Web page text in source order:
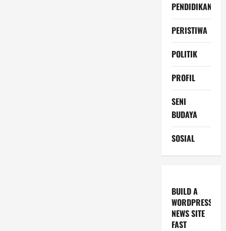
PENDIDIKAN
PERISTIWA
POLITIK
PROFIL
SENI
BUDAYA
SOSIAL
BUILD A
WORDPRESS
NEWS SITE
FAST